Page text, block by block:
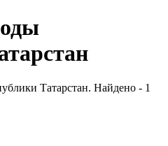
Татарстан. Найдено - 1